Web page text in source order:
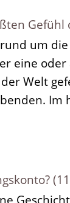
Gefühl
um
eine
Welt